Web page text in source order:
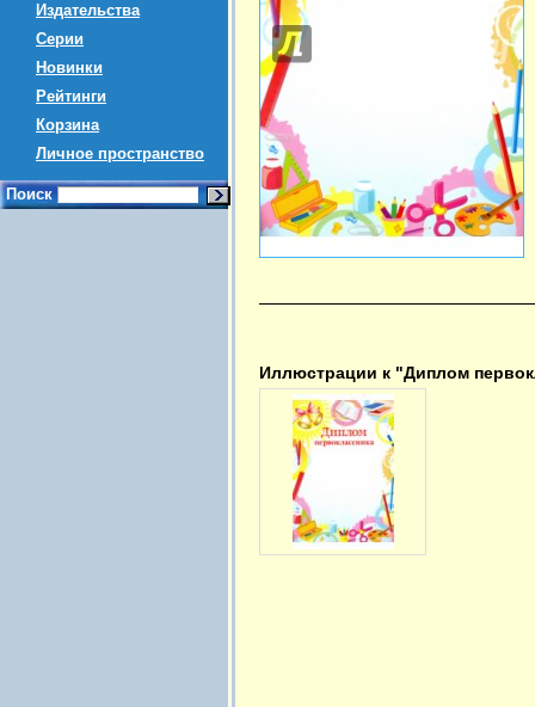
Издательства
Серии
Новинки
Рейтинги
Корзина
Личное пространство
Поиск
Иллюстрации к "Диплом